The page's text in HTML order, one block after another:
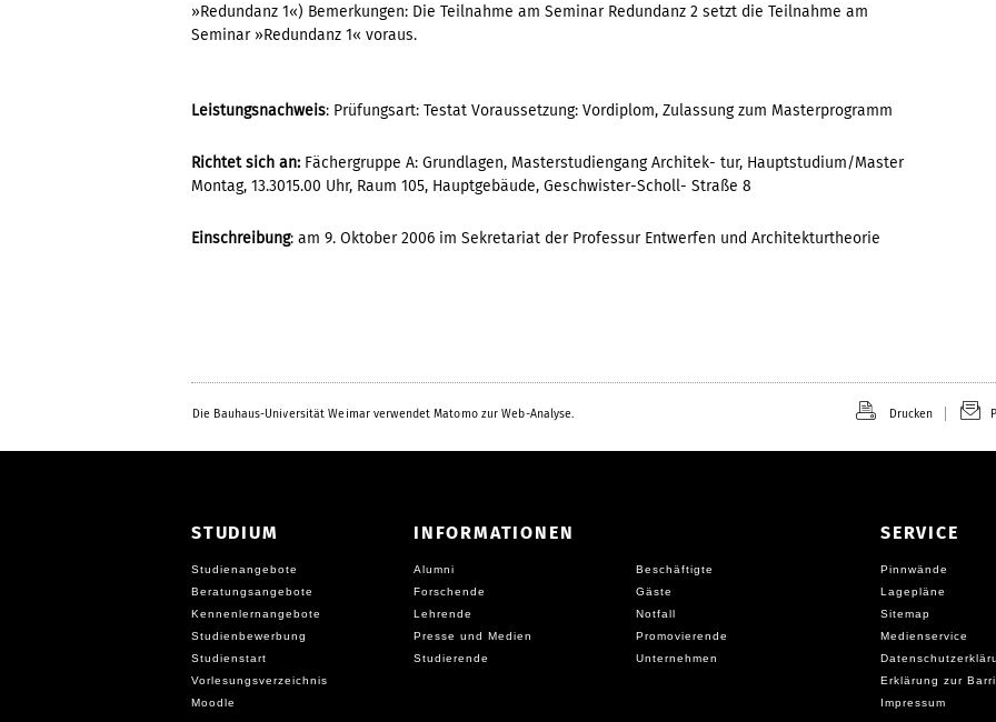
»Redundanz 1«) Bemerkungen: Die Teilnahme am Seminar Redundanz 2 setzt die Teilnahme am
Seminar »Redundanz 1« voraus.
Leistungsnachweis: Prüfungsart: Testat Voraussetzung: Vordiplom, Zulassung zum Masterprogramm
Richtet sich an: Fächergruppe A: Grundlagen, Masterstudiengang Architek- tur, Hauptstudium/Master
Montag, 13.3015.00 Uhr, Raum 105, Hauptgebäude, Geschwister-Scholl- Straße 8
Einschreibung: am 9. Oktober 2006 im Sekretariat der Professur Entwerfen und Architekturtheorie
Die Bauhaus-Universität Weimar verwendet Matomo zur Web-Analyse. Drucken
STUDIUM
Studienangebote
Beratungsangebote
Kennenlernangebote
Studienbewerbung
Studienstart
Vorlesungsverzeichnis
Moodle
INFORMATIONEN
Alumni
Beschäftigte
Forschende
Gäste
Lehrende
Notfall
Presse und Medien
Promovierende
Studierende
Unternehmen
SERVICE
Pinnwände
Lagepläne
Sitemap
Medienservice
Erklärung zur
Impressum